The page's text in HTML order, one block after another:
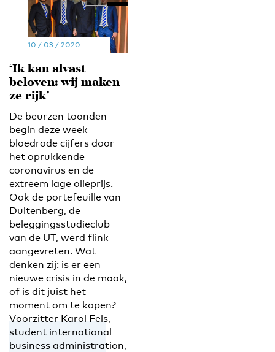
10 / 03 / 2020
‘Ik kan alvast
beloven: wij maken
ze rijk’
De beurzen toonden
begin deze week
bloedrode cijfers door
het oprukkende
coronavirus en de
extreem lage olieprijs.
Ook de portefeuille van
Duitenberg, de
beleggingsstudieclub
van de UT, werd flink
aangevreten. Wat
denken zij: is er een
nieuwe crisis in de maak,
of is dit juist het
moment om te kopen?
Voorzitter Karol Fels,
student international
business administration,